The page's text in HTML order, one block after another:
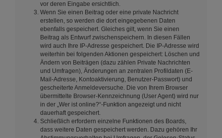
vor deren Eingabe ersichtlich.
Wenn Sie einen Beitrag oder eine private Nachricht
erstellen, so werden die dort eingegebenen Daten
ebenfalls gespeichert. Gleiches gilt, wenn Sie einen
Beitrag als Entwurf zwischenspeichern. In diesen Fällen
wird auch Ihre IP-Adresse gespeichert. Die IP-Adresse wird
weiterhin bei folgenden Aktionen gespeichert: Löschen und
Ändern von Beiträgen (dazu zählen Private Nachrichten
und Umfragen), Änderungen an zentralen Profildaten (E-
Mail-Adresse, Kontoaktivierung, Benutzer-Passwort) und
gescheiterte Anmeldeversuche. Die von Ihrem Browser
übermittelte Browser-Kennzeichnung (User Agent) wird nur
in der „Wer ist online?“-Funktion angezeigt und nicht
dauerhaft gespeichert.
Schließlich erfordern einzelne Funktionen des Boards,
dass weitere Daten gespeichert werden. Dazu gehören Ihr